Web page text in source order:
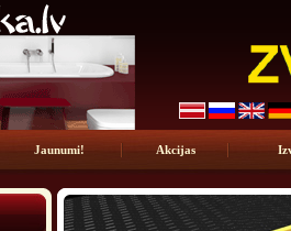
Jaunumi! Akcijas